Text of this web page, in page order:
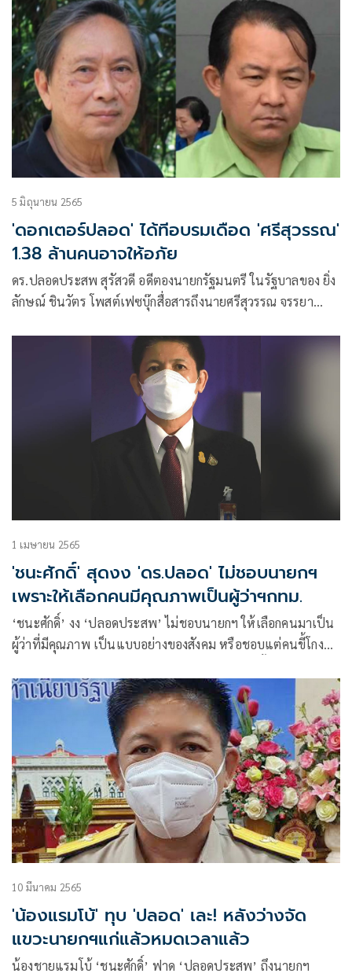
5 มิถุนายน 2565
'ดอกเตอร์ปลอด' ได้ทีอบรมเดือด 'ศรีสุวรรณ'
1.38 ล้านคนอาจให้อภัย
ดร.ปลอดประสพ สุรัสวดี อดีตองนายกรัฐมนตรี ในรัฐบาลของ ยิ่ง
ลักษณ์ ชินวัตร โพสต์เฟซบุ๊กสื่อสารถึงนายศรีสุวรรณ จรรยา
1 เมษายน 2565
'ชนะศักดิ์' สุดงง 'ดร.ปลอด' ไม่ชอบนายกฯ
เพราะให้เลือกคนมีคุณภาพเป็นผู้ว่าฯกทม.
‘ชนะศักดิ์’ งง ‘ปลอดประสพ’ ไม่ชอบนายกฯ ให้เลือกคนมาเป็น
ผู้ว่าที่มีคุณภาพ เป็นแบบอย่างของสังคม หรือชอบแต่คนขี้โกง
เกี่ยวข้องกับนายกฯ ขออย่าเอามาโยง
10 มีนาคม 2565
'น้องแรมโบ้' ทุบ 'ปลอด' เละ! หลังว่างจัด
แขวะนายกฯแก่แล้วหมดเวลาแล้ว
น้องชายแรมโบ้ ‘ชนะศักดิ์’ ฟาด ‘ปลอดประสพ’ ถึงนายกฯ